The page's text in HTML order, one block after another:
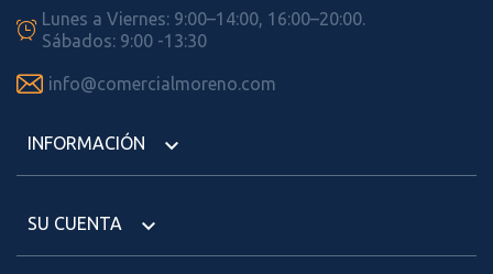

Lunes a Viernes: 9:00–14:00, 16:00–20:00.
Sábados: 9:00 -13:30
 info@comercialmoreno.com
INFORMACIÓN 
SU CUENTA 